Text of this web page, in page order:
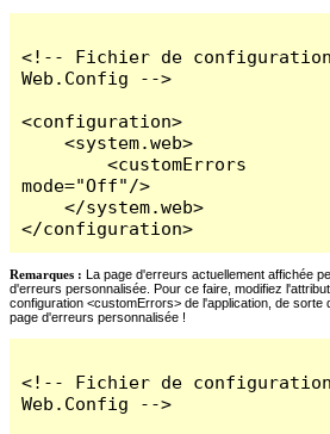
<!-- Fichier de configuration
Web.Config -->
<configuration>
    <system.web>
        <customErrors
mode="Off"/>
    </system.web>
</configuration>
Remarques : La page d'erreurs actuellement affichée
d'erreurs personnalisée. Pour ce faire, modifiez
configuration <customErrors> de l'application, de sorte
page d'erreurs personnalisée !
<!-- Fichier de configuration
Web.Config -->